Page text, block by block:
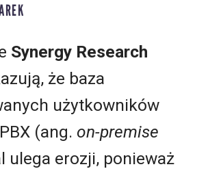
Synergy Research
że baza
użytkowników
(ang. on-premise
ulega erozji, ponieważ